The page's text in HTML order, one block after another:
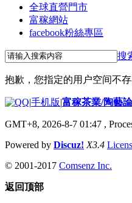
全球直營門市
富稼網站
facebook粉絲專區
搜
抱歉，您指定的用户空间不
|手机版|富稼茶業/陶藝
GMT+8, 2026-8-7 01:47 ,
Powered by Discuz! X3.4
© 2001-2017 Comsenz Inc.
返回顶部